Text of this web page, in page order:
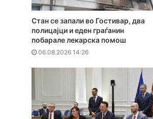
Стан се запали во Гостивар, два
полицајци и еден граѓанин
побарале лекарска помош
06.08.2026 14:26